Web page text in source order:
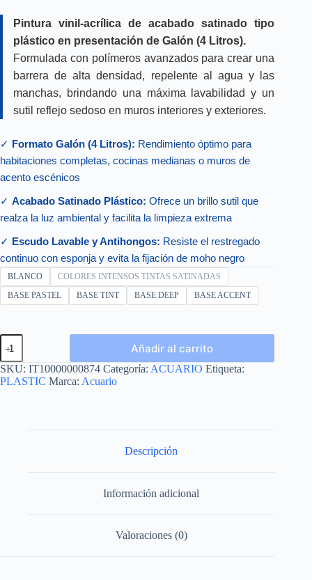
precios:
desde
$354.02
hasta
$681.52
Pintura vinil-acrílica de acabado satinado tipo
plástico en presentación de Galón (4 Litros).
Formulada con polímeros avanzados para crear una
barrera de alta densidad, repelente al agua y las
manchas, brindando una máxima lavabilidad y un
sutil reflejo sedoso en muros interiores y exteriores.
✓ Formato Galón (4 Litros): Rendimiento óptimo para
habitaciones completas, cocinas medianas o muros de
acento escénicos
✓ Acabado Satinado Plástico: Ofrece un brillo sutil que
realza la luz ambiental y facilita la limpieza extrema
✓ Escudo Lavable y Antihongos: Resiste el restregado
continuo con esponja y evita la fijación de moho negro
BLANCO
COLORES INTENSOS TINTAS SATINADAS
BASE PASTEL
BASE TINT BASE DEEP BASE ACCENT
PLASTIC
GALON
4L
cantidad
Añadir al carrito
SKU: IT10000000874 Categoría: ACUARIO Etiqueta:
PLASTIC Marca: Acuario
Descripción
Información adicional
Valoraciones (0)